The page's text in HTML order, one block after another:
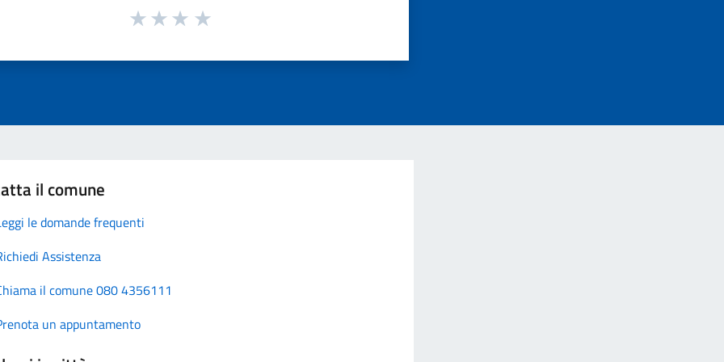
il comune
le domande frequenti
Assistenza
il comune 080 4356111
un appuntamento